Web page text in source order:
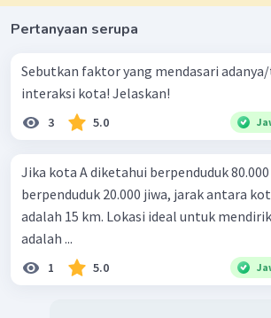
Pertanyaan serupa
Sebutkan faktor yang mendasari
interaksi kota! Jelaskan!
3 5.0
Jika kota A diketahui berpenduduk
berpenduduk 20.000 jiwa, jarak antara
adalah 15 km. Lokasi ideal untuk
adalah ...
1 5.0